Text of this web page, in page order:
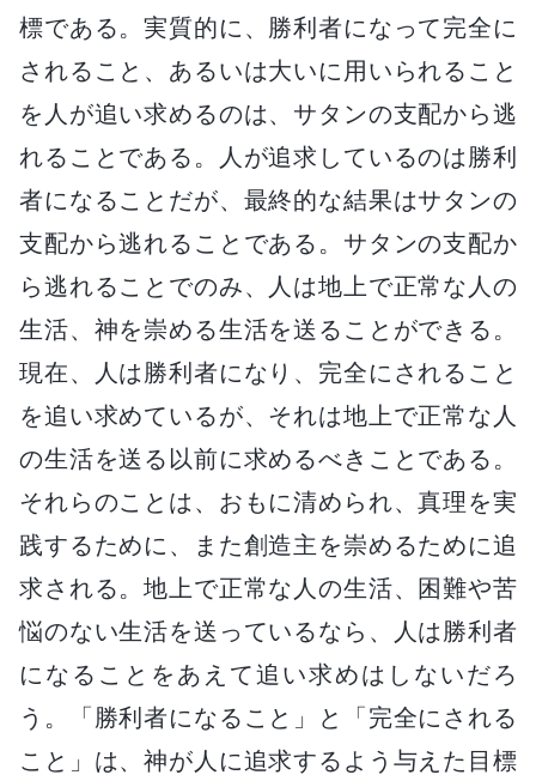
標である。実質的に、勝利者になって完全に
されること、あるいは大いに用いられること
を人が追い求めるのは、サタンの支配から逃
れることである。人が追求しているのは勝利
者になることだが、最終的な結果はサタンの
支配から逃れることである。サタンの支配か
ら逃れることでのみ、人は地上で正常な人の
生活、神を崇める生活を送ることができる。
現在、人は勝利者になり、完全にされること
を追い求めているが、それは地上で正常な人
の生活を送る以前に求めるべきことである。
それらのことは、おもに清められ、真理を実
践するために、また創造主を崇めるために追
求される。地上で正常な人の生活、困難や苦
悩のない生活を送っているなら、人は勝利者
になることをあえて追い求めはしないだろ
う。「勝利者になること」と「完全にされる
こと」は、神が人に追求するよう与えた目標